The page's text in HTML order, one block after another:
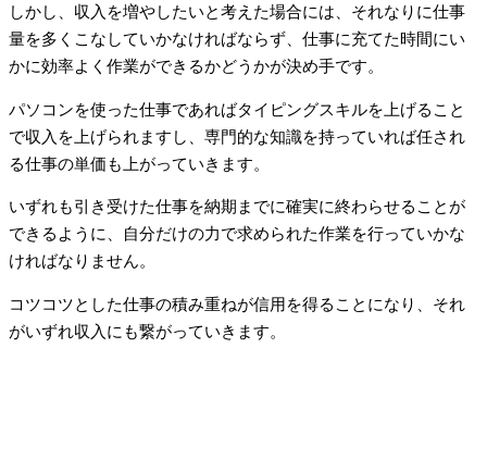
しかし、収入を増やしたいと考えた場合には、それなりに仕事
量を多くこなしていかなければならず、仕事に充てた時間にい
かに効率よく作業ができるかどうかが決め手です。
パソコンを使った仕事であればタイピングスキルを上げること
で収入を上げられますし、専門的な知識を持っていれば任され
る仕事の単価も上がっていきます。
いずれも引き受けた仕事を納期までに確実に終わらせることが
できるように、自分だけの力で求められた作業を行っていかな
ければなりません。
コツコツとした仕事の積み重ねが信用を得ることになり、それ
がいずれ収入にも繋がっていきます。